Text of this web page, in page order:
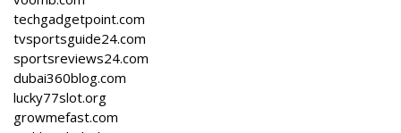
techgadgetpoint.com
tvsportsguide24.com
sportsreviews24.com
dubai360blog.com
lucky77slot.org
growmefast.com